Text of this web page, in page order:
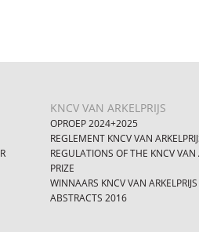
KNCV VAN ARKELPRIJS
OPROEP 2024+2025
REGLEMENT KNCV VAN
REGULATIONS OF THE KNCV VAN
PRIZE
WINNAARS KNCV VAN ARKELPRIJS
ABSTRACTS 2016